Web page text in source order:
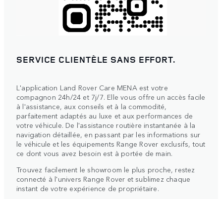
SERVICE CLIENTÈLE SANS EFFORT.
L'application Land Rover Care MENA est votre
compagnon 24h/24 et 7j/7. Elle vous offre un accès facile
à l'assistance, aux conseils et à la commodité,
parfaitement adaptés au luxe et aux performances de
votre véhicule. De l'assistance routière instantanée à la
navigation détaillée, en passant par les informations sur
le véhicule et les équipements Range Rover exclusifs, tout
ce dont vous avez besoin est à portée de main.
Trouvez facilement le showroom le plus proche, restez
connecté à l'univers Range Rover et sublimez chaque
instant de votre expérience de propriétaire.